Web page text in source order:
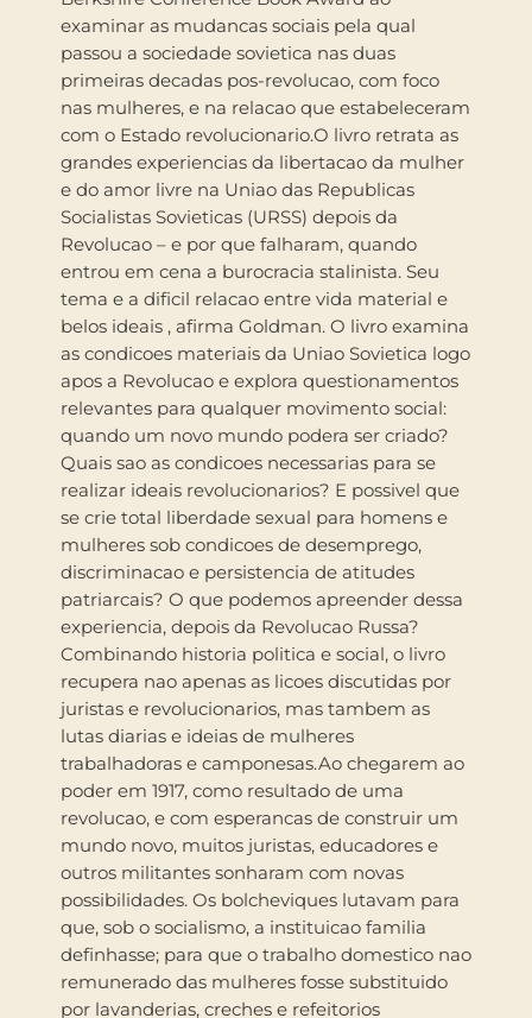
examinar as mudancas sociais pela qual
passou a sociedade sovietica nas duas
primeiras decadas pos-revolucao, com foco
nas mulheres, e na relacao que estabeleceram
com o Estado revolucionario.O livro retrata as
grandes experiencias da libertacao da mulher
e do amor livre na Uniao das Republicas
Socialistas Sovieticas (URSS) depois da
Revolucao – e por que falharam, quando
entrou em cena a burocracia stalinista. Seu
tema e a dificil relacao entre vida material e
belos ideais , afirma Goldman. O livro examina
as condicoes materiais da Uniao Sovietica logo
apos a Revolucao e explora questionamentos
relevantes para qualquer movimento social:
quando um novo mundo podera ser criado?
Quais sao as condicoes necessarias para se
realizar ideais revolucionarios? E possivel que
se crie total liberdade sexual para homens e
mulheres sob condicoes de desemprego,
discriminacao e persistencia de atitudes
patriarcais? O que podemos apreender dessa
experiencia, depois da Revolucao Russa?
Combinando historia politica e social, o livro
recupera nao apenas as licoes discutidas por
juristas e revolucionarios, mas tambem as
lutas diarias e ideias de mulheres
trabalhadoras e camponesas.Ao chegarem ao
poder em 1917, como resultado de uma
revolucao, e com esperancas de construir um
mundo novo, muitos juristas, educadores e
outros militantes sonharam com novas
possibilidades. Os bolcheviques lutavam para
que, sob o socialismo, a instituicao familia
definhasse; para que o trabalho domestico nao
remunerado das mulheres fosse substituido
por lavanderias, creches e refeitorios